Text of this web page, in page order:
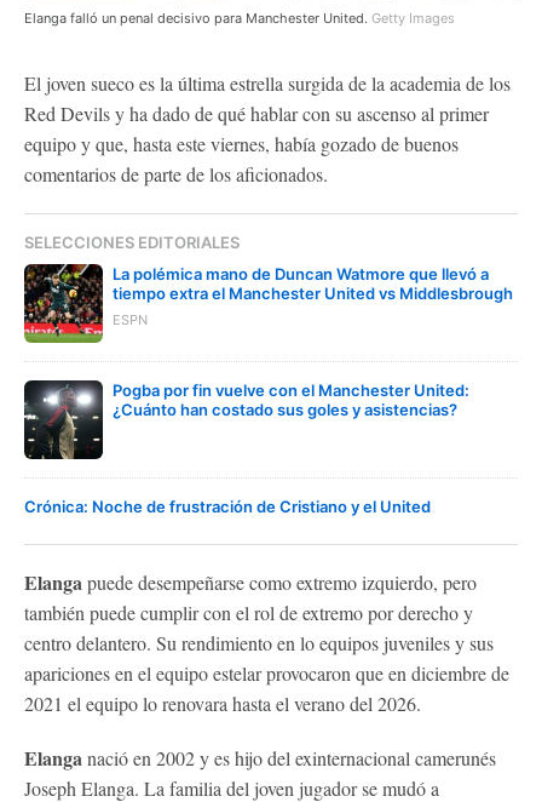
Elanga falló un penal decisivo para Manchester United. Getty Images
El joven sueco es la última estrella surgida de la academia de los
Red Devils y ha dado de qué hablar con su ascenso al primer
equipo y que, hasta este viernes, había gozado de buenos
comentarios de parte de los aficionados.
SELECCIONES EDITORIALES
La polémica mano de Duncan Watmore que llevó a
tiempo extra el Manchester United vs Middlesbrough
ESPN
Pogba por fin vuelve con el Manchester United:
¿Cuánto han costado sus goles y asistencias?
Crónica: Noche de frustración de Cristiano y el United
Elangapuede desempeñarse como extremo izquierdo, pero
también puede cumplir con el rol de extremo por derecho y
centro delantero. Su rendimiento en lo equipos juveniles y sus
apariciones en el equipo estelar provocaron que en diciembre de
2021 el equipo lo renovara hasta el verano del 2026.
Elanganació en 2002 y es hijo del exinternacional camerunés
Joseph Elanga. La familia del joven jugador se mudó a